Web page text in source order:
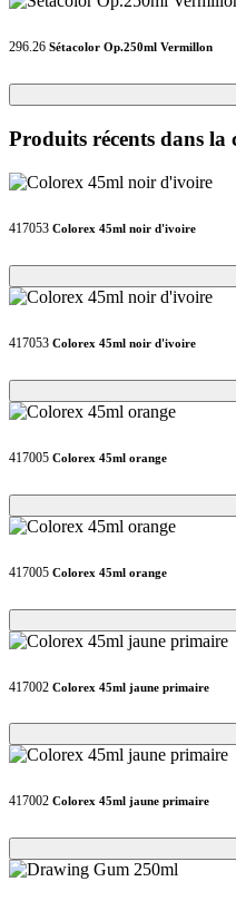
296.26 Sétacolor Op.250ml Vermillon
Loading...
Loading...
Produits récents dans la
417053 Colorex 45ml noir d'ivoire
Loading...
Loading...
417053 Colorex 45ml noir d'ivoire
Loading...
Loading...
417005 Colorex 45ml orange
Loading...
Loading...
417005 Colorex 45ml orange
Loading...
Loading...
417002 Colorex 45ml jaune primaire
Loading...
Loading...
417002 Colorex 45ml jaune primaire
Loading...
Loading...